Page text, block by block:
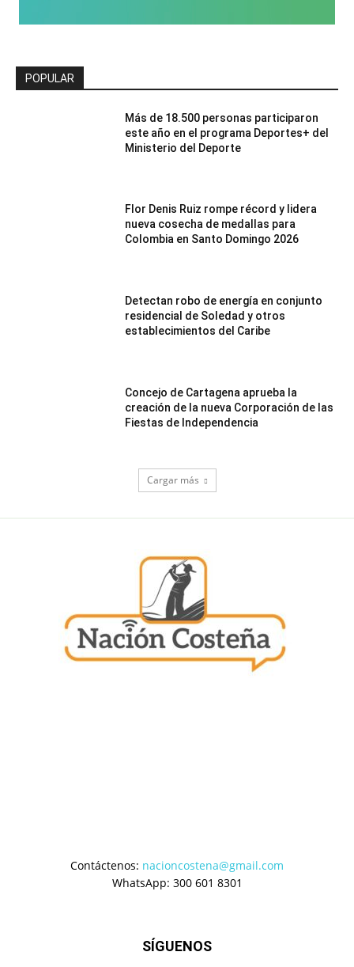
POPULAR
Más de 18.500 personas participaron
este año en el programa Deportes+ del
Ministerio del Deporte
Flor Denis Ruiz rompe récord y lidera
nueva cosecha de medallas para
Colombia en Santo Domingo 2026
Detectan robo de energía en conjunto
residencial de Soledad y otros
establecimientos del Caribe
Concejo de Cartagena aprueba la
creación de la nueva Corporación de las
Fiestas de Independencia
Cargar más
Contáctenos: nacioncostena@gmail.com
WhatsApp: 300 601 8301
SÍGUENOS